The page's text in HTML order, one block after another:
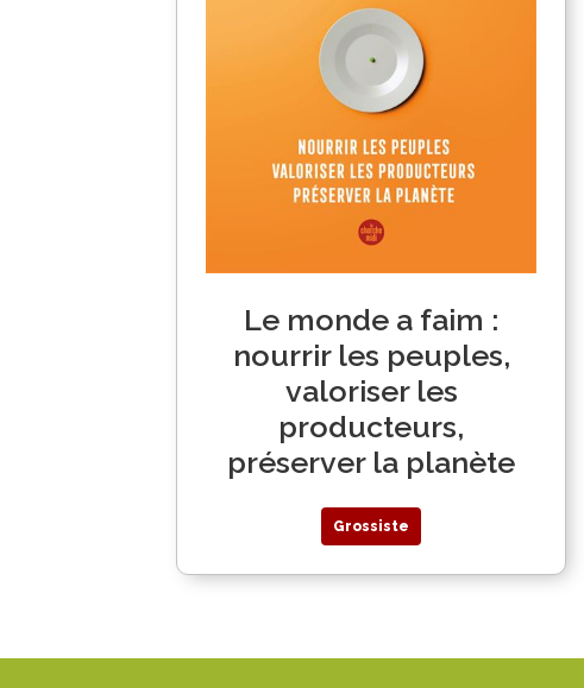
Le monde a faim :
nourrir les peuples,
valoriser les
producteurs,
préserver la planète
Grossiste